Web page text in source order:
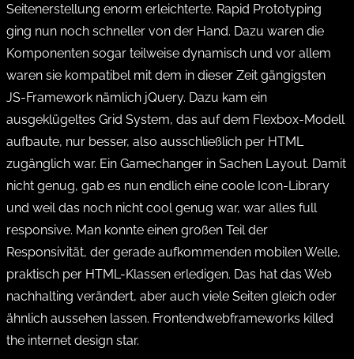
Seitenerstellung enorm erleichterte. Rapid Prototyping
ging nun noch schneller von der Hand. Dazu waren die
Komponenten sogar teilweise dynamisch und vor allem
waren sie kompatibel mit dem in dieser Zeit gängigsten
JS-Framework nämlich jQuery. Dazu kam ein
ausgeklügeltes Grid System, das auf dem Flexbox-Modell
aufbaute, nur besser, also ausschließlich per HTML
zugänglich war. Ein Gamechanger in Sachen Layout. Damit
nicht genug, gab es nun endlich eine coole Icon-Library
und weil das noch nicht cool genug war, war alles full
responsive. Man konnte einen großen Teil der
Responsivität, der gerade aufkommenden mobilen Welle,
praktisch per HTML-Klassen erledigen. Das hat das Web
nachhalting verändert, aber auch viele Seiten gleich oder
ähnlich aussehen lassen. Frontendwebframeworks killed
the internet design star.